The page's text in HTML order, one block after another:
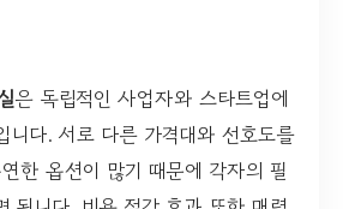
은 독립적인 사업자와 스타트업에
니다. 서로 다른 가격대와 선호도를
한 옵션이 많기 때문에 각자의 필